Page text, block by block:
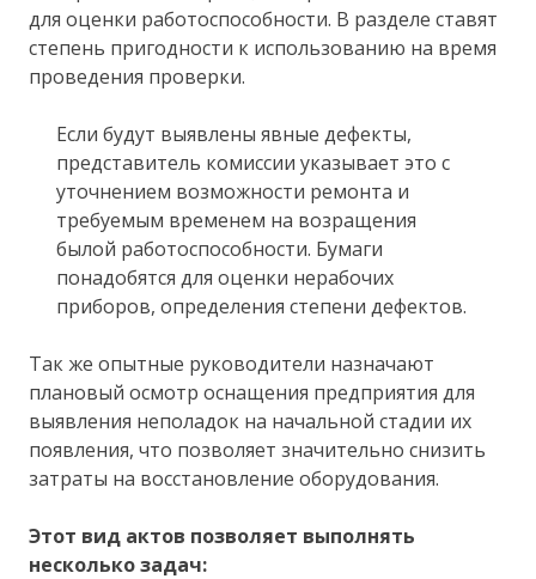
для оценки работоспособности. В разделе ставят
степень пригодности к использованию на время
проведения проверки.
Если будут выявлены явные дефекты,
представитель комиссии указывает это с
уточнением возможности ремонта и
требуемым временем на возращения
былой работоспособности. Бумаги
понадобятся для оценки нерабочих
приборов, определения степени дефектов.
Так же опытные руководители назначают
плановый осмотр оснащения предприятия для
выявления неполадок на начальной стадии их
появления, что позволяет значительно снизить
затраты на восстановление оборудования.
Этот вид актов позволяет выполнять
несколько задач: